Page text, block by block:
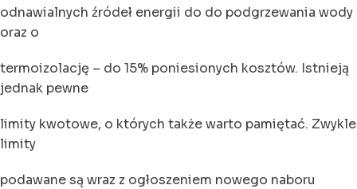
odnawialnych źródeł energii do do podgrzewania wody
oraz o
termoizolację – do 15% poniesionych kosztów. Istnieją
jednak pewne
limity kwotowe, o których także warto pamiętać. Zwykle
limity
podawane są wraz z ogłoszeniem nowego naboru